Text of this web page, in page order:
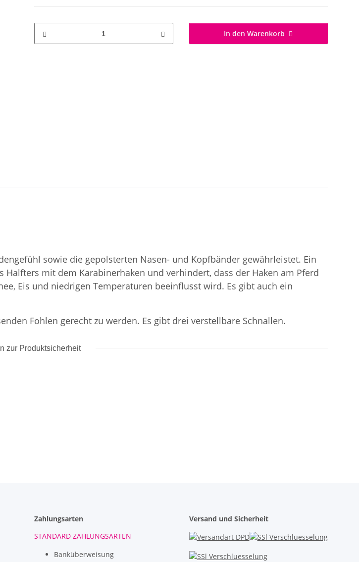
In den Warenkorb
sowie die gepolsterten Nasen- und Kopfbänder gewährleistet. Ein
mit dem Karabinerhaken und verhindert, dass der Haken am Pferd
Eis und niedrigen Temperaturen beeinflusst wird. Es gibt auch ein
Fohlen gerecht zu werden. Es gibt drei verstellbare Schnallen.
zur Produktsicherheit
Zahlungsarten
STANDARD ZAHLUNGSARTEN
Banküberweisung
Versand und Sicherheit